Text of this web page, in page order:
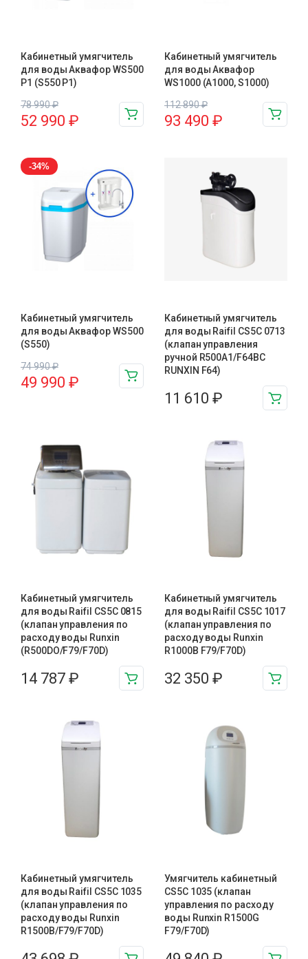
Кабинетный умягчитель
для воды Аквафор WS500
P1 (S550 P1)
78 990₽
52 990 ₽
Кабинетный умягчитель
для воды Аквафор
WS1000 (А1000, S1000)
112 890₽
93 490 ₽
-34%
Кабинетный умягчитель
для воды Аквафор WS500
(S550)
74 990₽
49 990 ₽
Кабинетный умягчитель
для воды Raifil СS5C 0713
(клапан управления
ручной R500A1/F64BC
RUNXIN F64)
11 610 ₽
Кабинетный умягчитель
для воды Raifil СS5C 0815
(клапан управления по
расходу воды Runxin
(R500DO/F79/F70D)
14 787 ₽
Кабинетный умягчитель
для воды Raifil СS5C 1017
(клапан управления по
расходу воды Runxin
R1000B F79/F70D)
32 350 ₽
Кабинетный умягчитель
для воды Raifil СS5C 1035
(клапан управления по
расходу воды Runxin
R1500B/F79/F70D)
Умягчитель кабинетный
СS5C 1035 (клапан
управления по расходу
воды Runxin R1500G
F79/F70D)